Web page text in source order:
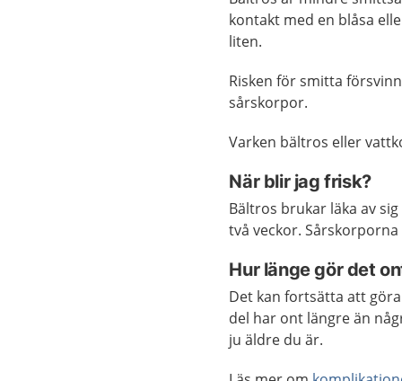
kontakt med en blåsa
liten.
Risken för smitta
sårskorpor.
Varken bältros eller
När blir jag frisk?
Bältros brukar läka av
två veckor.
Hur länge gör det
Det kan fortsätta att
del har ont längre än
ju äldre du är.